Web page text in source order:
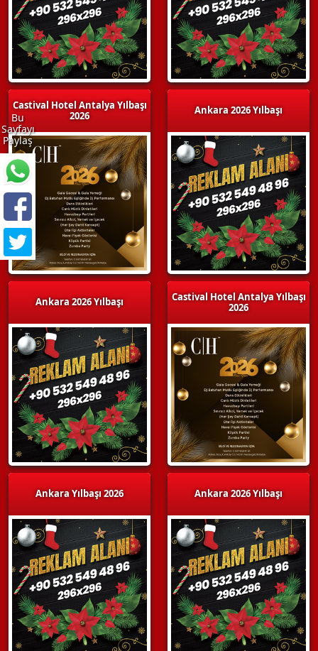
Castival Hotel Antalya Yılbaşı
2026
Ankara 2026 Yılbaşı
Ankara Yılbaşı 2026
Ankara 2026 Yılbaşı
Castival Hotel Antalya Yılbaşı
2026
Ankara 2026 Yılbaşı
Bu
Sayfayı
Paylaş